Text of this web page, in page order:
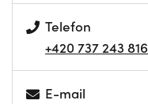
Telefon
+420 737 243 816
E-mail